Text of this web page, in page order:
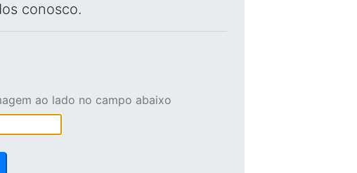
conosco.
ao lado no campo abaixo